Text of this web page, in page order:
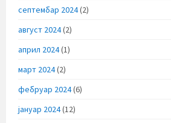
септембар 2024(2)
август 2024(2)
април 2024(1)
март 2024(2)
фебруар 2024(6)
јануар 2024(12)